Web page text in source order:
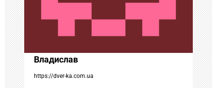
з
а
п
и
Владислав
https://dver-ka.com.ua